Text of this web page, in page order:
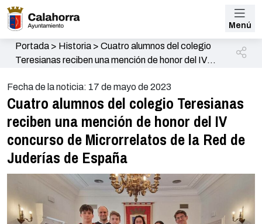
Menú
Portada> Historia> Cuatro alumnos del colegio
Teresianas reciben una mención de honor del IV
España
Fecha de la noticia: 17 de mayo de 2023
Cuatro alumnos del colegio Teresianas
reciben una mención de honor del IV
concurso de Microrrelatos de la Red de
Juderías de España